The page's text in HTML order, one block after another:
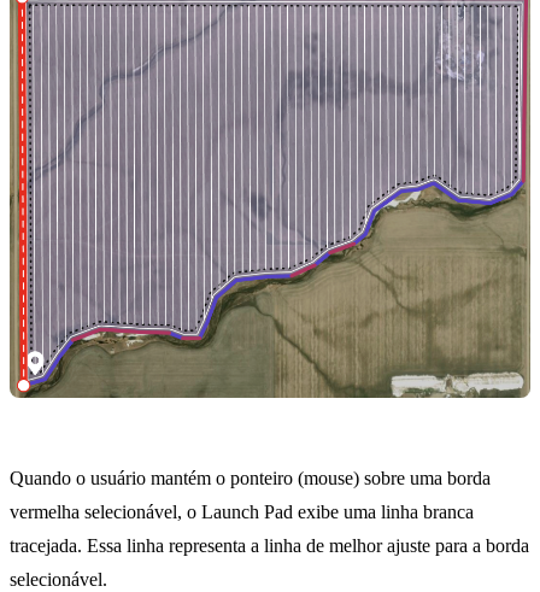
Quando o usuário mantém o ponteiro (mouse) sobre uma borda
vermelha selecionável, o Launch Pad exibe uma linha branca
tracejada. Essa linha representa a linha de melhor ajuste para a borda
selecionável.